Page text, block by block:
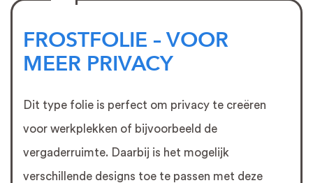
FROSTFOLIE – VOOR
MEER PRIVACY
Dit type folie is perfect om privacy te creëren
voor werkplekken of bijvoorbeeld de
vergaderruimte. Daarbij is het mogelijk
verschillende designs toe te passen met deze